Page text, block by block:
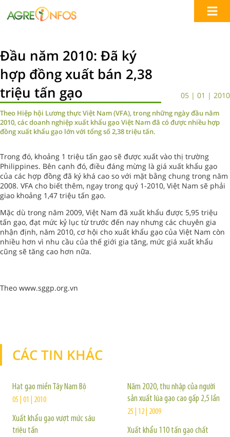
Đầu năm 2010: Đã ký
hợp đồng xuất bán 2,38
triệu tấn gạo
05 | 01 | 2010
Theo Hiệp hội Lương thực Việt Nam (VFA), trong những ngày đầu năm
2010, các doanh nghiệp xuất khẩu gạo Việt Nam đã có được nhiều hợp
đồng xuất khẩu gạo lớn với tổng số 2,38 triệu tấn.
Trong đó, khoảng 1 triệu tấn gạo sẽ được xuất vào thị trường
Philippines. Bên cạnh đó, điều đáng mừng là giá xuất khẩu gạo
của các hợp đồng đã ký khá cao so với mặt bằng chung trong năm
2008. VFA cho biết thêm, ngay trong quý 1-2010, Việt Nam sẽ phải
giao khoảng 1,47 triệu tấn gạo.
Mặc dù trong năm 2009, Việt Nam đã xuất khẩu được 5,95 triệu
tấn gạo, đạt mức kỷ lục từ trước đến nay nhưng các chuyên gia
nhận định, năm 2010, cơ hội cho xuất khẩu gạo của Việt Nam còn
nhiều hơn vì nhu cầu của thế giới gia tăng, mức giá xuất khẩu
cũng sẽ tăng cao hơn nữa.
Theo www.sggp.org.vn
CÁC TIN KHÁC
Hạt gạo miền Tây Nam Bộ
05 | 01 | 2010
Xuất khẩu gạo vượt mức sáu
triệu tấn
Năm 2020, thu nhập của người
sản xuất lúa gạo cao gấp 2,5 lần
25 | 12 | 2009
Xuất khẩu 110 tấn gạo chất